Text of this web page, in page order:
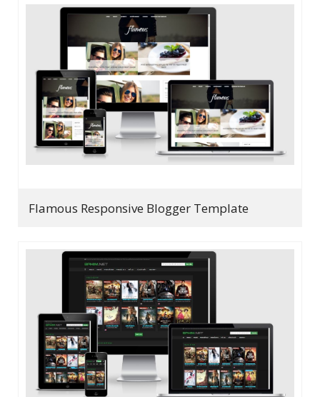
Flamous Responsive Blogger Template